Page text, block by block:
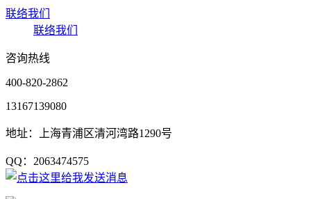
联络我们
联络我们
咨询热线
400-820-2862
13167139080
地址：上海青浦区清河湾路1290号
QQ：2063474575